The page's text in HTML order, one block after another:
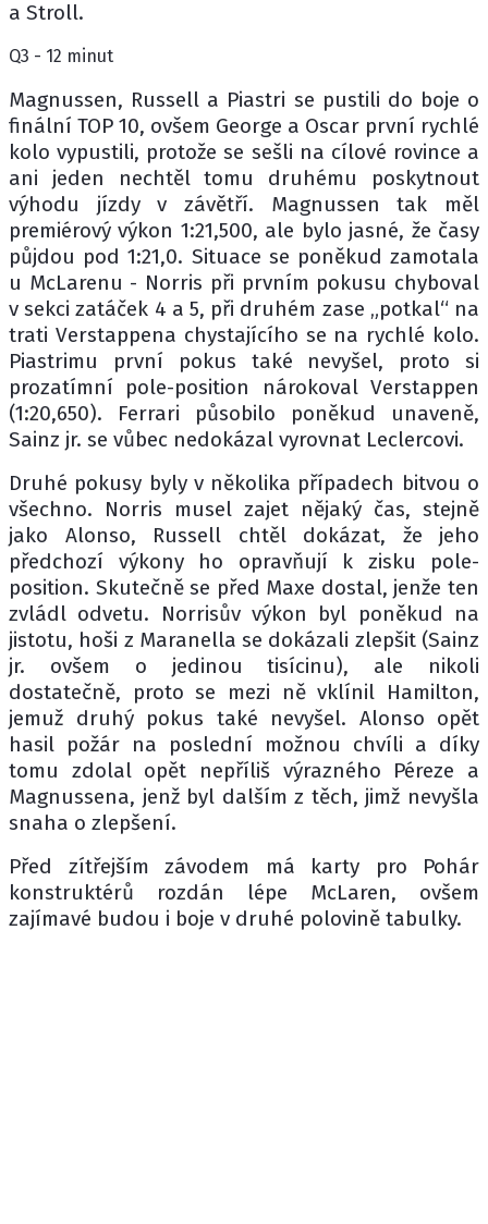
a Stroll.
Q3 - 12 minut
Magnussen, Russell a Piastri se pustili do boje o
finální TOP 10, ovšem George a Oscar první rychlé
kolo vypustili, protože se sešli na cílové rovince a
ani jeden nechtěl tomu druhému poskytnout
výhodu jízdy v závětří. Magnussen tak měl
premiérový výkon 1:21,500, ale bylo jasné, že časy
půjdou pod 1:21,0. Situace se poněkud zamotala
u McLarenu - Norris při prvním pokusu chyboval
v sekci zatáček 4 a 5, při druhém zase „potkal“ na
trati Verstappena chystajícího se na rychlé kolo.
Piastrimu první pokus také nevyšel, proto si
prozatímní pole-position nárokoval Verstappen
(1:20,650). Ferrari působilo poněkud unaveně,
Sainz jr. se vůbec nedokázal vyrovnat Leclercovi.
Druhé pokusy byly v několika případech bitvou o
všechno. Norris musel zajet nějaký čas, stejně
jako Alonso, Russell chtěl dokázat, že jeho
předchozí výkony ho opravňují k zisku pole-
position. Skutečně se před Maxe dostal, jenže ten
zvládl odvetu. Norrisův výkon byl poněkud na
jistotu, hoši z Maranella se dokázali zlepšit (Sainz
jr. ovšem o jedinou tisícinu), ale nikoli
dostatečně, proto se mezi ně vklínil Hamilton,
jemuž druhý pokus také nevyšel. Alonso opět
hasil požár na poslední možnou chvíli a díky
tomu zdolal opět nepříliš výrazného Péreze a
Magnussena, jenž byl dalším z těch, jimž nevyšla
snaha o zlepšení.
Před zítřejším závodem má karty pro Pohár
konstruktérů rozdán lépe McLaren, ovšem
zajímavé budou i boje v druhé polovině tabulky.